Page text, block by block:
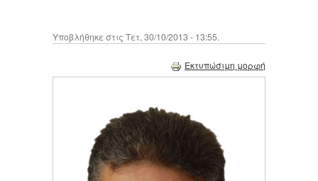
Υποβλήθηκε στις Τετ, 30/10/2013 - 13:55.
Εκτυπώσιμη μορφή